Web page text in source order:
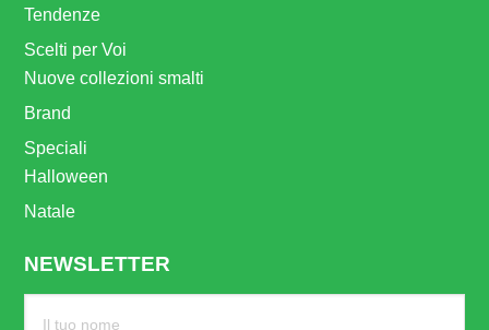
Tendenze
Scelti per Voi
Nuove collezioni smalti
Brand
Speciali
Halloween
Natale
NEWSLETTER